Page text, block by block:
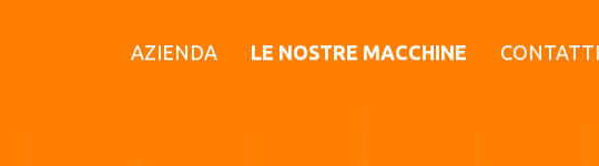
AZIENDA LE NOSTRE MACCHINE CONTATTI